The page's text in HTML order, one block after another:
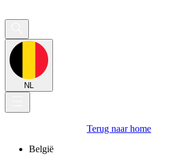
NL
Terug naar home
België